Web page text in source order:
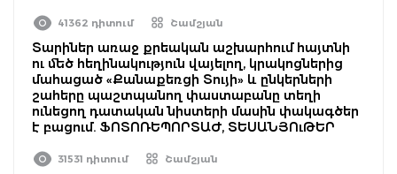
41362 դիտում Շամշյան
Տարիներ առաջ քրեական աշխարհում հայտնի
ու մեծ հեղինակություն վայելող, կրակոցներից
մահացած «Քանաքեռցի Տույի» և ընկերների
շահերը պաշտպանող փաստաբանը տեղի
ունեցող դատական նիստերի մասին փակագծեր
է բացում. ՖՈՏՈՌԵՊՈՐՏԱԺ, ՏԵՍԱՆՅՈւԹԵՐ
31531 դիտում Շամշյան